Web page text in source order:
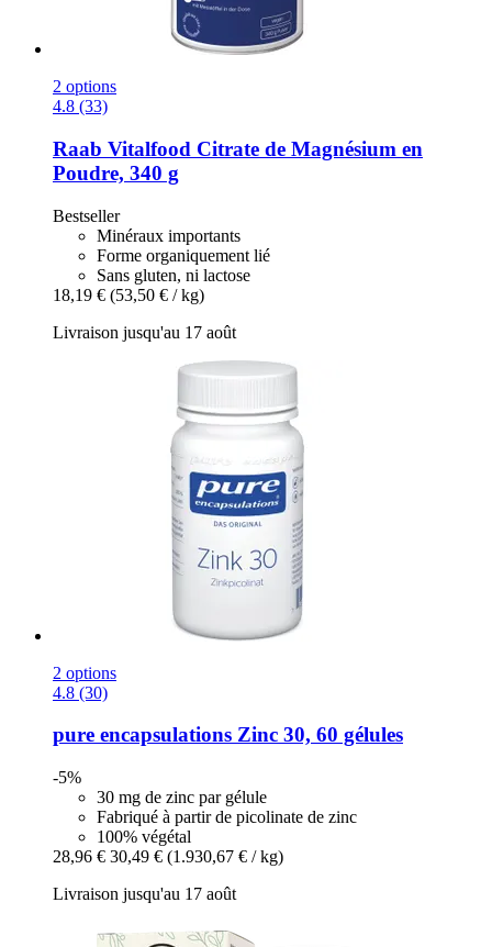
2 options
4.8 (33)
Raab Vitalfood Citrate de Magnésium en
Poudre, 340 g
Bestseller
Minéraux importants
Forme organiquement lié
Sans gluten, ni lactose
18,19 € (53,50 € / kg)
Livraison jusqu'au 17 août
2 options
4.8 (30)
pure encapsulations Zinc 30, 60 gélules
-5%
30 mg de zinc par gélule
Fabriqué à partir de picolinate de zinc
100% végétal
28,96 € 30,49 € (1.930,67 € / kg)
Livraison jusqu'au 17 août